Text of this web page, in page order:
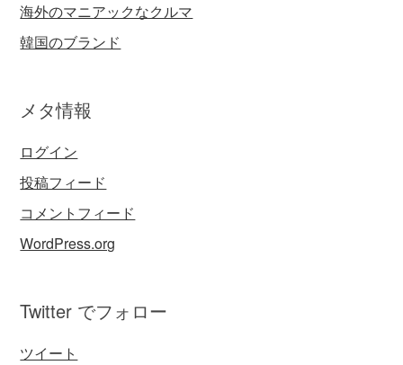
海外のマニアックなクルマ
韓国のブランド
メタ情報
ログイン
投稿フィード
コメントフィード
WordPress.org
Twitter でフォロー
ツイート